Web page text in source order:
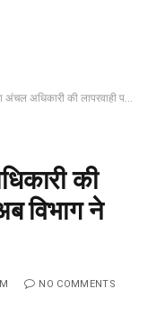
की लापरवाही पर गिरी गाज, अब विभाग ने दिया यह दंड..
की
विभाग ने
NO COMMENTS